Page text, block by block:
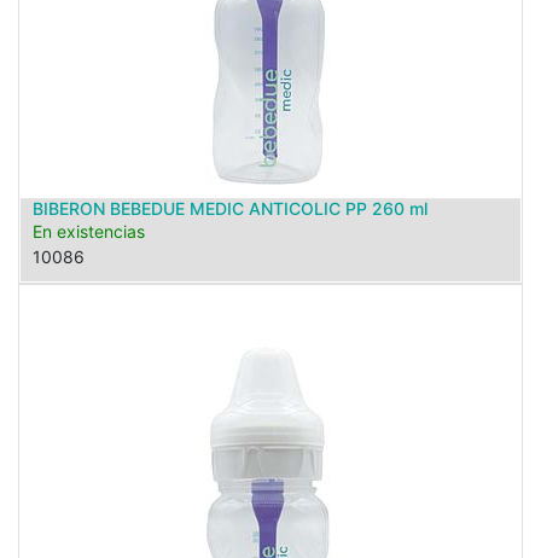
BIBERON BEBEDUE MEDIC ANTICOLIC PP 260 ml
En existencias
10086